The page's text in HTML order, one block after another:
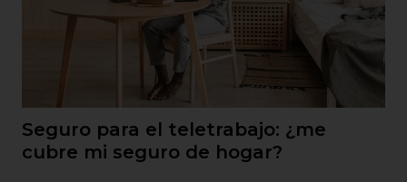
Seguro para el teletrabajo: ¿me
cubre mi seguro de hogar?